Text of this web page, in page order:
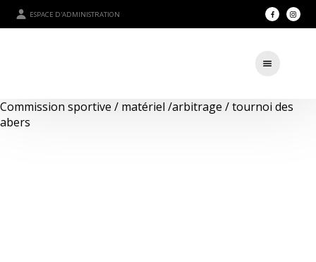
ESPACE D'ADMINISTRATION
Commission sportive / matériel /arbitrage / tournoi des
abers